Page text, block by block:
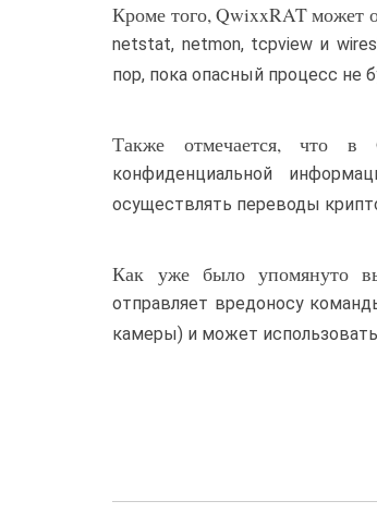
Кроме того, QwixxRAT может
netstat, netmon, tcpview и
пор, пока опасный процесс не
Также отмечается, что в
конфиденциальной
осуществлять переводы
Как уже было упомянуто
отправляет вредоносу
камеры) и может